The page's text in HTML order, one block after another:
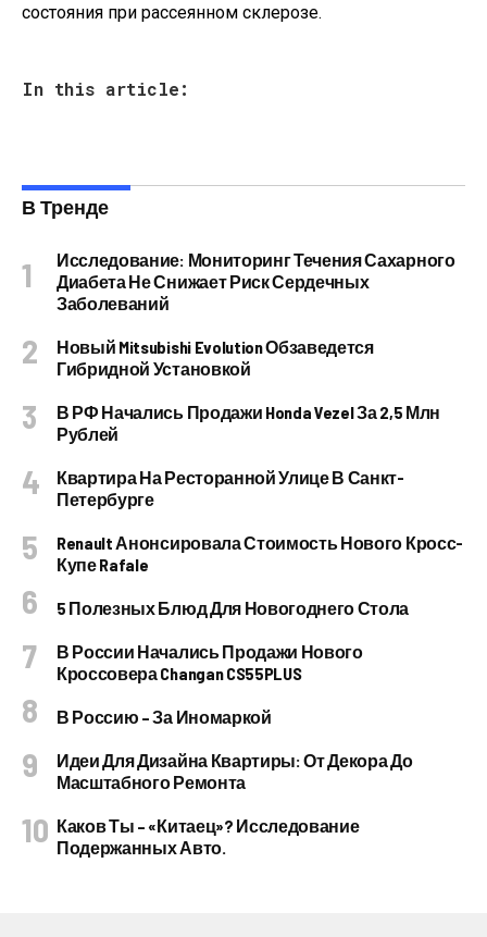
состояния при рассеянном склерозе.
In this article:
В Тренде
Исследование: Мониторинг Течения Сахарного
Диабета Не Снижает Риск Сердечных
Заболеваний
Новый Mitsubishi Evolution Обзаведется
Гибридной Установкой
В РФ Начались Продажи Honda Vezel За 2,5 Млн
Рублей
Квартира На Ресторанной Улице В Санкт-
Петербурге
Renault Анонсировала Стоимость Нового Кросс-
Купе Rafale
5 Полезных Блюд Для Новогоднего Стола
В России Начались Продажи Нового
Кроссовера Changan CS55PLUS
В Россию – За Иномаркой
Идеи Для Дизайна Квартиры: От Декора До
Масштабного Ремонта
Каков Ты – «китаец»? Исследование
Подержанных Авто.